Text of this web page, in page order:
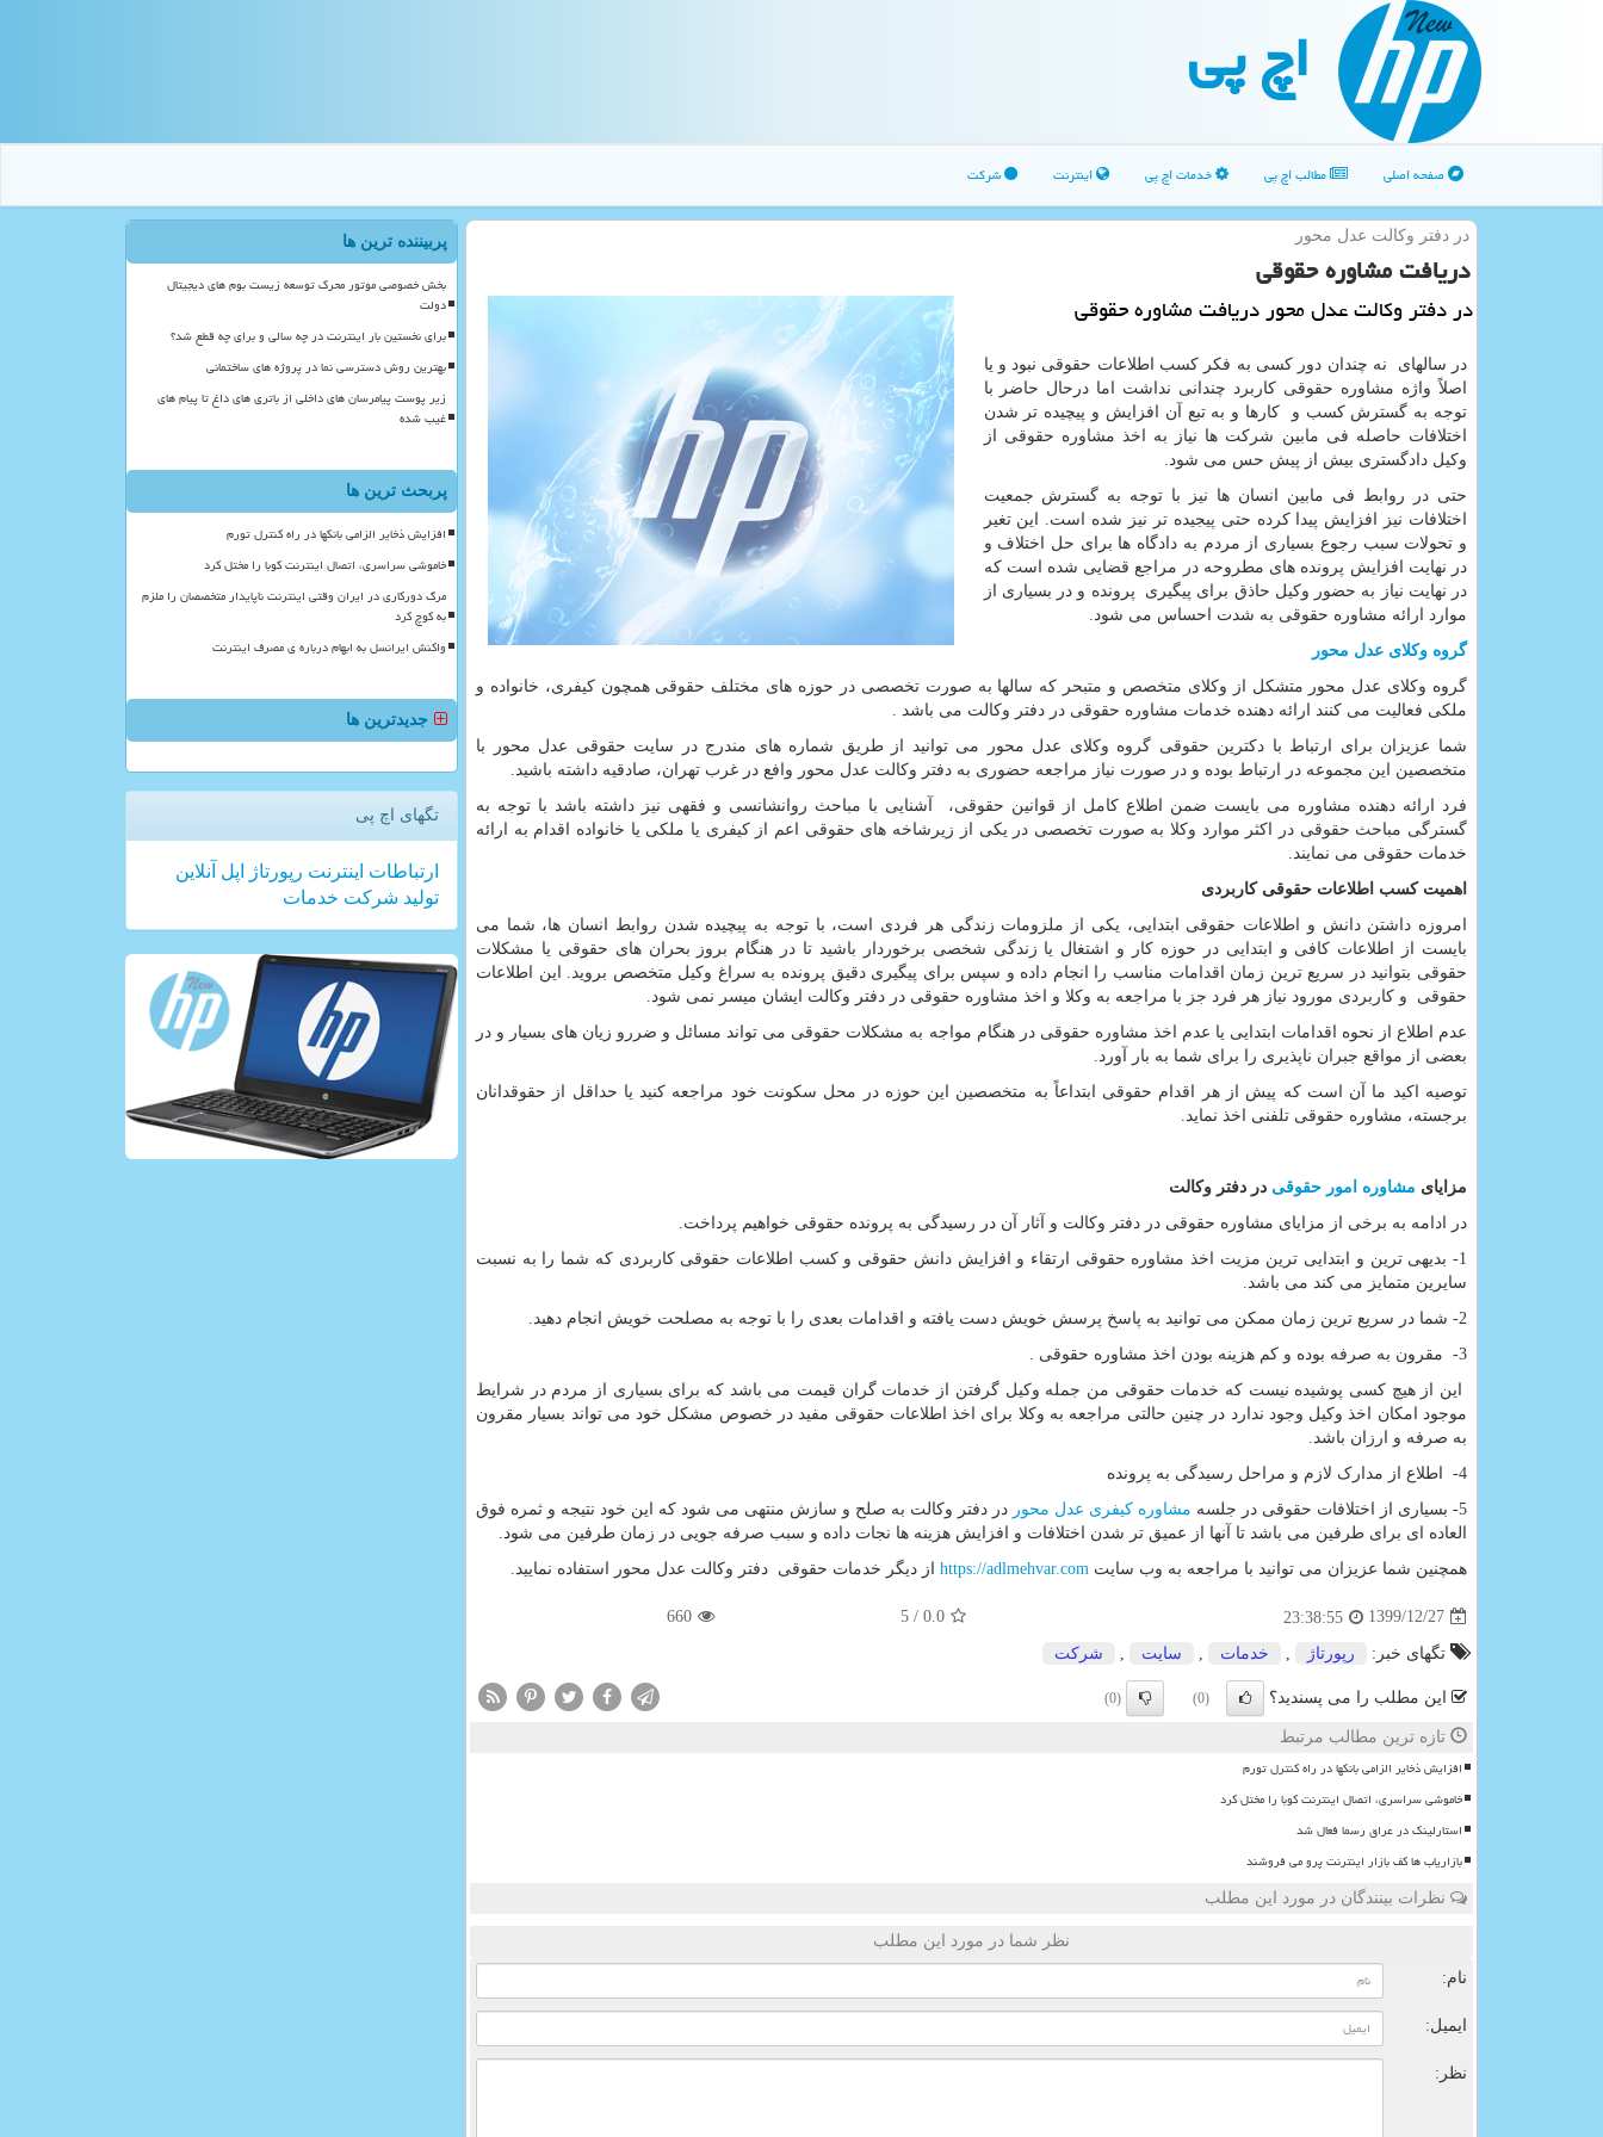
اچ پی
صفحه اصلی مطالب اچ پی خدمات اچ پی اینترنت شرکت
در دفتر وكالت عدل محور
دریافت مشاوره حقوقی
در دفتر وكالت عدل محور دریافت مشاوره حقوقی
در سالهای نه چندان دور کسی به فکر کسب اطلاعات حقوقی نبود و یا
اصلاً واژه مشاوره حقوقی کاربرد چندانی نداشت اما درحال حاضر با
توجه به گسترش کسب و کارها و به تبع آن افزایش و پیچیده تر شدن
اختلافات حاصله فی مابین شرکت ها نیاز به اخذ مشاوره حقوقی از
وکیل دادگستری بیش از پیش حس می شود.
حتی در روابط فی مابین انسان ها نیز با توجه به گسترش جمعیت
اختلافات نیز افزایش پیدا کرده حتی پیجیده تر نیز شده است. این تغیر
و تحولات سبب رجوع بسیاری از مردم به دادگاه ها برای حل اختلاف و
در نهایت افزایش پرونده های مطروحه در مراجع قضایی شده است که
در نهایت نیاز به حضور وکیل حاذق برای پیگیری پرونده و در بسیاری از
موارد ارائه مشاوره حقوقی به شدت احساس می شود.
گروه وکلای عدل محور
گروه وکلای عدل محور متشکل از وکلای متخصص و متبحر که سالها به صورت تخصصی در حوزه های مختلف حقوقی همچون کیفری، خانواده و
ملکی فعالیت می کنند ارائه دهنده خدمات مشاوره حقوقی در دفتر وکالت می باشد .
شما عزیزان برای ارتباط با دکترین حقوقی گروه وکلای عدل محور می توانید از طریق شماره های مندرج در سایت حقوقی عدل محور با
متخصصین این مجموعه در ارتباط بوده و در صورت نیاز مراجعه حضوری به دفتر وکالت عدل محور وافع در غرب تهران، صادقیه داشته باشید.
فرد ارائه دهنده مشاوره می بایست ضمن اطلاع کامل از قوانین حقوقی، آشنایی با مباحث روانشانسی و فقهی نیز داشته باشد با توجه به
گسترگی مباحث حقوقی در اکثر موارد وکلا به صورت تخصصی در یکی از زیرشاخه های حقوقی اعم از کیفری یا ملکی یا خانواده اقدام به ارائه
خدمات حقوقی می نمایند.
اهمیت کسب اطلاعات حقوقی کاربردی
امروزه داشتن دانش و اطلاعات حقوقی ابتدایی، یکی از ملزومات زندگی هر فردی است، با توجه به پیچیده شدن روابط انسان ها، شما می
بایست از اطلاعات کافی و ابتدایی در حوزه کار و اشتغال یا زندگی شخصی برخوردار باشید تا در هنگام بروز بحران های حقوقی یا مشکلات
حقوقی بتوانید در سریع ترین زمان اقدامات مناسب را انجام داده و سپس برای پیگیری دقیق پرونده به سراغ وکیل متخصص بروید. این اطلاعات
حقوقی و کاربردی مورود نیاز هر فرد جز با مراجعه به وکلا و اخذ مشاوره حقوقی در دفتر وکالت ایشان میسر نمی شود.
عدم اطلاع از نحوه اقدامات ابتدایی یا عدم اخذ مشاوره حقوقی در هنگام مواجه به مشکلات حقوقی می تواند مسائل و ضررو زیان های بسیار و در
بعضی از مواقع جبران ناپذیری را برای شما به بار آورد.
توصیه اکید ما آن است که پیش از هر اقدام حقوقی ابتداعاً به متخصصین این حوزه در محل سکونت خود مراجعه کنید یا حداقل از حقوقدانان
برجسته، مشاوره حقوقی تلفنی اخذ نماید.
مزایای مشاوره امور حقوقی در دفتر وکالت
در ادامه به برخی از مزایای مشاوره حقوقی در دفتر وکالت و آثار آن در رسیدگی به پرونده حقوقی خواهیم پرداخت.
1- بدیهی ترین و ابتدایی ترین مزیت اخذ مشاوره حقوقی ارتقاء و افزایش دانش حقوقی و کسب اطلاعات حقوقی کاربردی که شما را به نسبت
سایرین متمایز می کند می باشد.
2- شما در سریع ترین زمان ممکن می توانید به پاسخ پرسش خویش دست یافته و اقدامات بعدی را با توجه به مصلحت خویش انجام دهید.
3- مقرون به صرفه بوده و کم هزینه بودن اخذ مشاوره حقوقی .
این از هیچ کسی پوشیده نیست که خدمات حقوقی من جمله وکیل گرفتن از خدمات گران قیمت می باشد که برای بسیاری از مردم در شرایط
موجود امکان اخذ وکیل وجود ندارد در چنین حالتی مراجعه به وکلا برای اخذ اطلاعات حقوقی مفید در خصوص مشکل خود می تواند بسیار مقرون
به صرفه و ارزان باشد.
4- اطلاع از مدارک لازم و مراحل رسیدگی به پرونده
5- بسیاری از اختلافات حقوقی در جلسه
مشاوره کیفری عدل محور در دفتر وکالت به صلح و سازش منتهی می شود که این خود نتیجه و ثمره فوق
العاده ای برای طرفین می باشد تا آنها از عمیق تر شدن اختلافات و افزایش هزینه ها نجات داده و سبب صرفه جویی در زمان طرفین می شود.
همچنین شما عزیزان می توانید با مراجعه به وب سایت https://adlmehvar.com از دیگر خدمات حقوقی دفتر وکالت عدل محور استفاده نمایید.
1399/12/27
23:38:55
0.0
/ 5
660
تگهای خبر: رپورتاژ خدمات سایت شركت
این مطلب را می پسندید؟ (0)
(0)
تازه ترین مطالب مرتبط
افزایش ذخایر الزامی بانکها در راه کنترل تورم
خاموشی سراسری، اتصال اینترنت کوبا را مختل کرد
استارلینک در عراق رسما فعال شد
بازاریاب ها کف بازار اینترنت پرو می فروشند
نظرات بینندگان در مورد این مطلب
نظر شما در مورد این مطلب
نام:
ایمیل:
نظر:
پربیننده ترین ها
بخش خصوصی موتور محرک توسعه زیست بوم های دیجیتال
دولت
برای نخستین بار اینترنت در چه سالی و برای چه قطع شد؟
بهترین روش دسترسی نما در پروژه های ساختمانی
زیر پوست پیامرسان های داخلی از باتری های داغ تا پیام های
غیب شده
پربحث ترین ها
افزایش ذخایر الزامی بانکها در راه کنترل تورم
خاموشی سراسری، اتصال اینترنت کوبا را مختل کرد
مرگ دورکاری در ایران وقتی اینترنت ناپایدار متخصصان را ملزم
به کوچ کرد
واکنش ایرانسل به ابهام درباره ی مصرف اینترنت
جدیدترین ها
تگهای اچ پی
ارتباطات اینترنت رپورتاژ اپل آنلاین
تولید شركت خدمات